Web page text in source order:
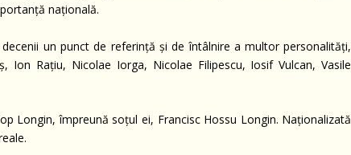
națională.
un punct de referință și de întâlnire a multor personalități,
Ion Rațiu, Nicolae Iorga, Nicolae Filipescu, Iosif Vulcan, Vasile
Longin, împreună soțul ei, Francisc Hossu Longin. Naționalizată